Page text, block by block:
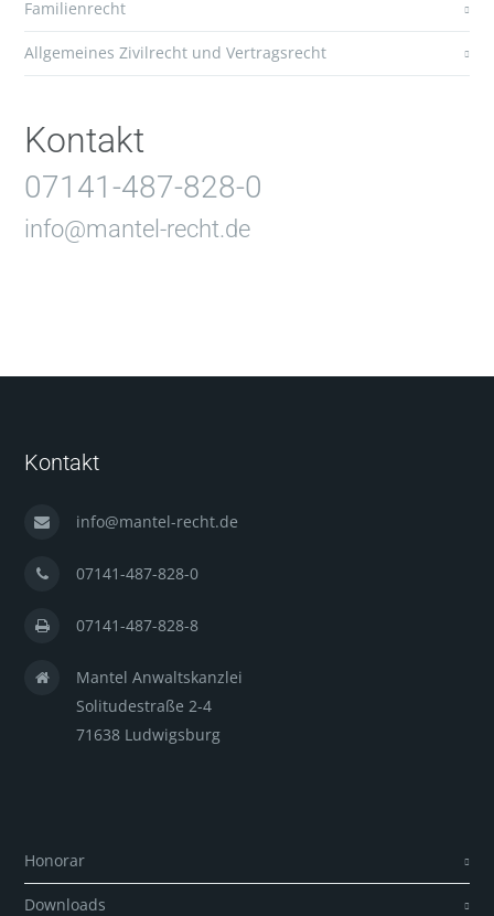
Familienrecht
Allgemeines Zivilrecht und Vertragsrecht
Kontakt
07141-487-828-0
info@mantel-recht.de
Kontakt
info@mantel-recht.de
07141-487-828-0
07141-487-828-8
Mantel Anwaltskanzlei
Solitudestraße 2-4
71638 Ludwigsburg
Honorar
Downloads